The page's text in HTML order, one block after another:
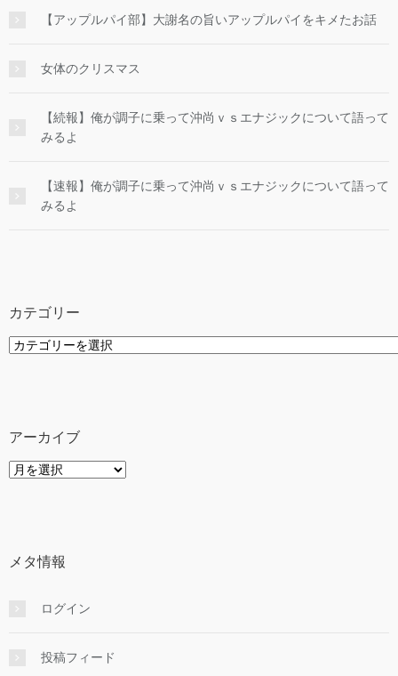
【アップルパイ部】大謝名の旨いアップルパイをキメたお話
女体のクリスマス
【続報】俺が調子に乗って沖尚ｖｓエナジックについて語って
みるよ
【速報】俺が調子に乗って沖尚ｖｓエナジックについて語って
みるよ
カテゴリー
カ
アーカイブ
ア
メタ情報
ログイン
投稿フィード